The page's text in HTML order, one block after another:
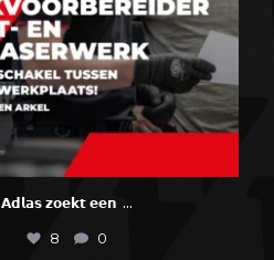
𝗔𝗱𝗹𝗮𝘀 𝘇𝗼𝗲𝗸𝘁 𝗲𝗲𝗻 ...
8 0